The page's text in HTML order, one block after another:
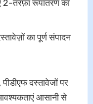
2-तरफ़ा रूपांतरण का
का पूर्ण संपादन
दस्तावेजों पर
आसानी से